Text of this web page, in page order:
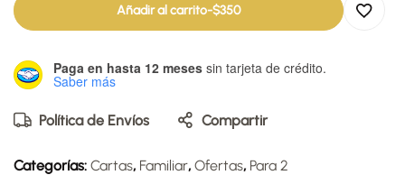
Añadir al carrito-$350
Paga en hasta 12 meses sin tarjeta de crédito.
Saber más
Política de Envíos Compartir
Categorías: Cartas, Familiar, Ofertas, Para 2